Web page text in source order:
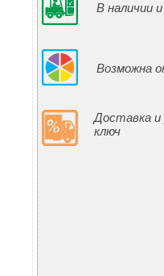
В наличии и
Возможна
Доставка и
ключ